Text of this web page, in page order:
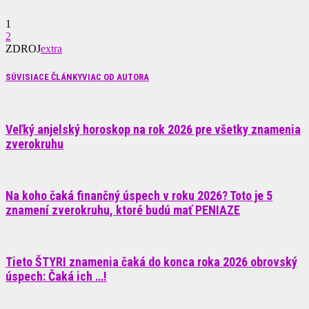
1
2
ZDROJextra
SÚVISIACE ČLÁNKYVIAC OD AUTORA
Veľký anjelský horoskop na rok 2026 pre všetky znamenia
zverokruhu
Na koho čaká finančný úspech v roku 2026? Toto je 5
znamení zverokruhu, ktoré budú mať PENIAZE
Tieto ŠTYRI znamenia čaká do konca roka 2026 obrovský
úspech: Čaká ich …!